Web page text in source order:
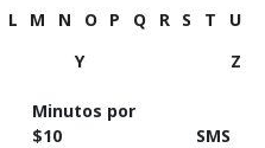
L M N O P Q R S T
U
Y Z
Minutos por
⁦$10⁩
SMS